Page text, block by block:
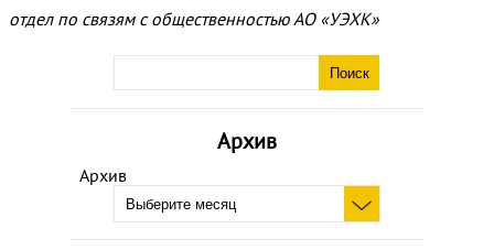
Архив
Архив
отдел по связям с общественностью АО «УЭХК»